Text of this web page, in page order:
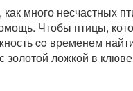
много несчастных
Чтобы птицы,
co временем
золотой ложкой в